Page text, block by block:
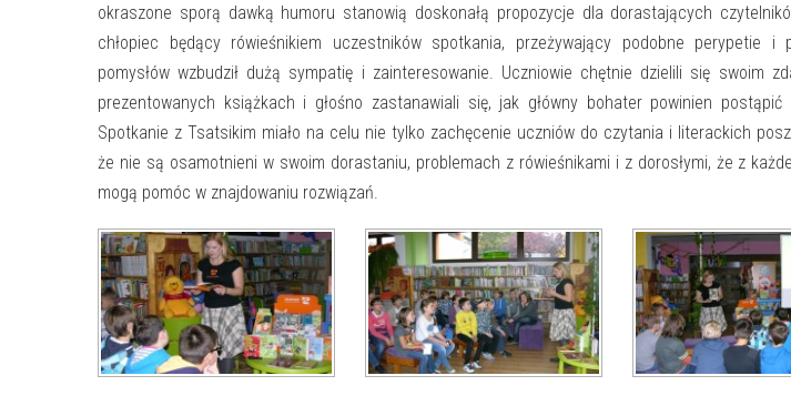
okraszone sporą dawką humoru stanowią doskonałą propozycje dla dorastających
chłopiec będący rówieśnikiem uczestników spotkania, przeżywający podobne perypetie i
pomysłów wzbudził dużą sympatię i zainteresowanie. Uczniowie chętnie dzielili się swoim
prezentowanych książkach i głośno zastanawiali się, jak główny bohater powinien
Spotkanie z Tsatsikim miało na celu nie tylko zachęcenie uczniów do czytania i literackich
że nie są osamotnieni w swoim dorastaniu, problemach z rówieśnikami i z dorosłymi, że z
mogą pomóc w znajdowaniu rozwiązań.